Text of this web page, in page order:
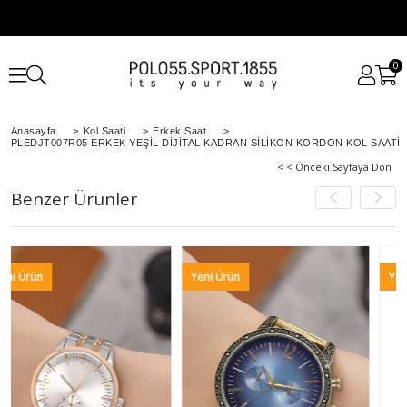
0
Anasayfa > Kol Saati > Erkek Saat
>
PLEDJT007R05 ERKEK YEŞİL DİJİTAL KADRAN SİLİKON KORDON KOL SAATİ
< < Önceki Sayfaya Dön
Benzer Ürünler
Yeni Ürün